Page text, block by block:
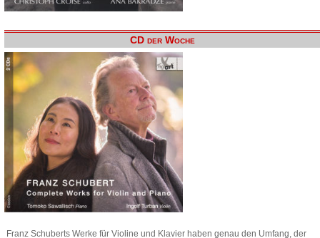
CD der Woche
Franz Schuberts Werke für Violine und Klavier haben genau den Umfang, der